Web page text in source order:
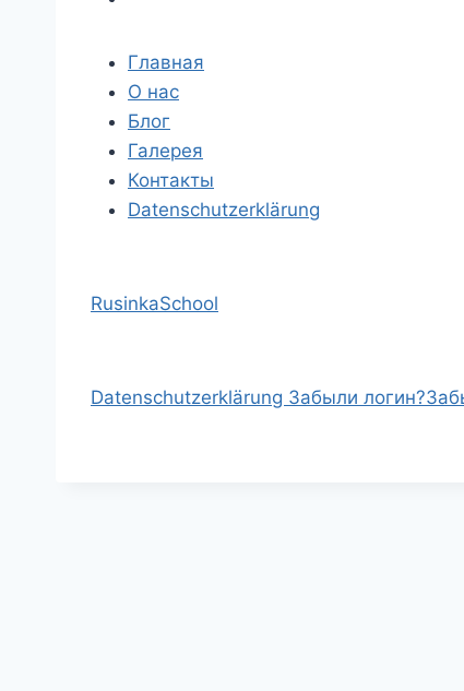
Главная
О нас
Блог
Галерея
Контакты
Datenschutzerklärung
RusinkaSchool
Datenschutzerklärung Забыли логин?